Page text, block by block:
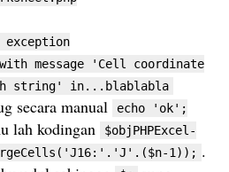
exception
message 'Cell coordinate
string' in...blablabla
secara manual
echo 'ok';
lah kodingan
$objPHPExcel-
1)); .